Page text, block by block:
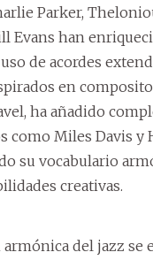
Parker,
Evans han
de acordes
en
ha añadido
como Miles Davis y
su vocabulario
creativas.
del jazz se